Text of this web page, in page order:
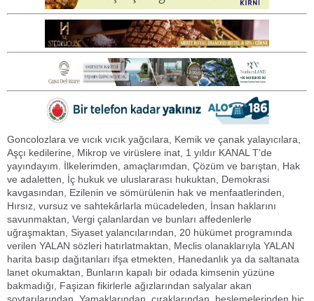
Goncolozlara ve vıcık vıcık yağcılara, Kemik ve çanak yalayıcılara,
Aşçı kedilerine, Mikrop ve virüslere inat, 1 yıldır KANAL T’de
yayındayım. İlkelerimden, amaçlarımdan, Çözüm ve barıştan, Hak
ve adaletten, İç hukuk ve uluslararası hukuktan, Demokrasi
kavgasından, Ezilenin ve sömürülenin hak ve menfaatlerinden,
Hırsız, vursuz ve sahtekârlarla mücadeleden, İnsan haklarını
savunmaktan, Vergi çalanlardan ve bunları affedenlerle
uğraşmaktan, Siyaset yalancılarından, 20 hükümet programında
verilen YALAN sözleri hatırlatmaktan, Meclis olanaklarıyla YALAN
harita basıp dağıtanları ifşa etmekten, Hanedanlık ya da saltanata
lanet okumaktan, Bunların kapalı bir odada kimsenin yüzüne
bakmadığı, Faşizan fikirlerle ağızlarından salyalar akan
soytarılarından, Yamaklarından, çıraklarından, beslemelerinden hiç